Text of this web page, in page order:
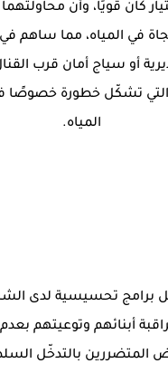
قويًا، وأن محاولتهما
في المياه، مما ساهم
أو سياج أمان قرب
التي تشكّل خطورة خصوصًا
المياه.
برامج تحسيسية لدى
أبنائهم وتوعيتهم
بالتدخّل